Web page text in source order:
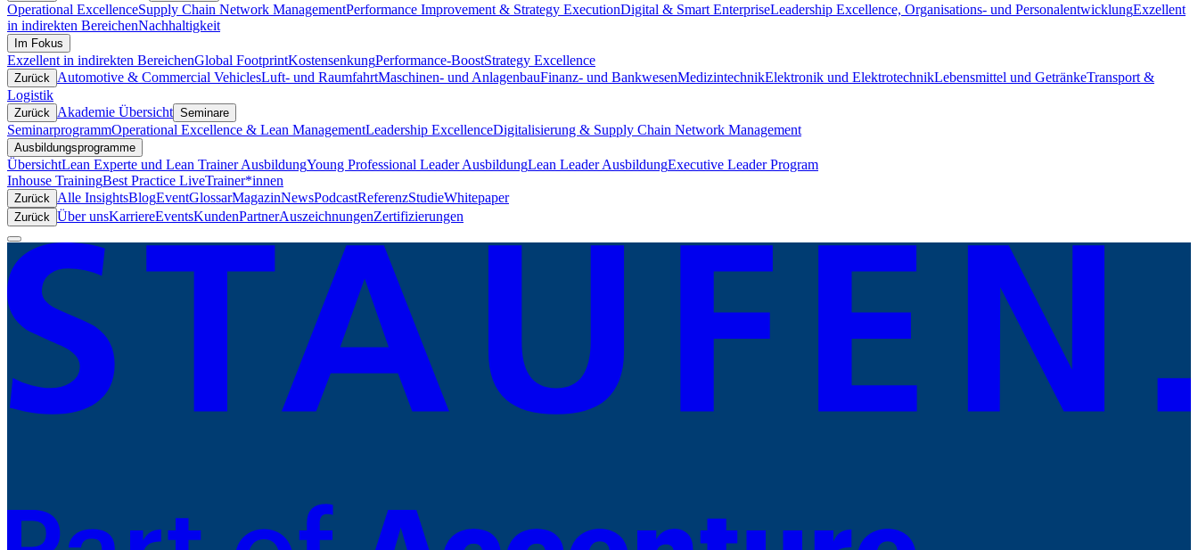
Operational ExcellenceSupply Chain Network ManagementPerformance Improvement & Strategy ExecutionDigital & Smart EnterpriseLeadership Excellence, Organisations- und PersonalentwicklungExzellent
in indirekten BereichenNachhaltigkeit
Im Fokus
Exzellent in indirekten BereichenGlobal FootprintKostensenkungPerformance-BoostStrategy Excellence
Zurück Automotive & Commercial VehiclesLuft- und RaumfahrtMaschinen- und AnlagenbauFinanz- und BankwesenMedizintechnikElektronik und ElektrotechnikLebensmittel und GetränkeTransport &
Logistik
Zurück Akademie Übersicht Seminare
SeminarprogrammOperational Excellence & Lean ManagementLeadership ExcellenceDigitalisierung & Supply Chain Network Management
Ausbildungsprogramme
ÜbersichtLean Experte und Lean Trainer AusbildungYoung Professional Leader AusbildungLean Leader AusbildungExecutive Leader Program
Inhouse TrainingBest Practice LiveTrainer*innen
Zurück Alle InsightsBlogEventGlossarMagazinNewsPodcastReferenzStudieWhitepaper
Zurück Über unsKarriereEventsKundenPartnerAuszeichnungenZertifizierungen